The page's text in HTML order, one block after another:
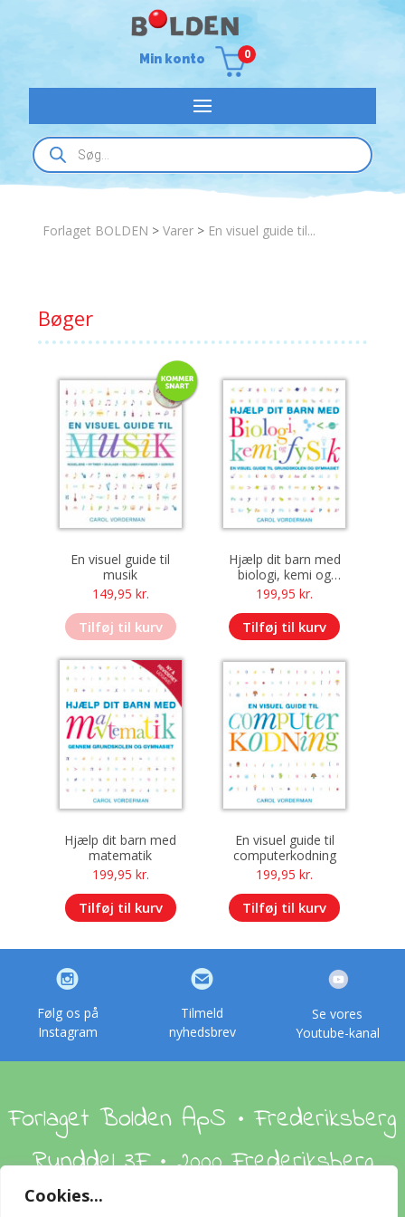
Cookies...
Min konto 0
Products
search
Forlaget BOLDEN >Varer > En visuel guide til...
Bøger
En visuel guide til
musik
149,95 kr.
Tilføj til kurv
Hjælp dit barn med
biologi, kemi og
fysik
199,95kr.
Tilføj til kurv
Hjælp dit barn med
matematik
199,95 kr.
Tilføj til kurv
En visuel guide til
computerkodning
199,95kr.
Tilføj til kurv
Følg os på
Instagram
Tilmeld
nyhedsbrev
Se vores
Youtube-kanal
Forlaget Bolden ApS • Frederiksberg
Runddel 3F • 2000 Frederiksberg